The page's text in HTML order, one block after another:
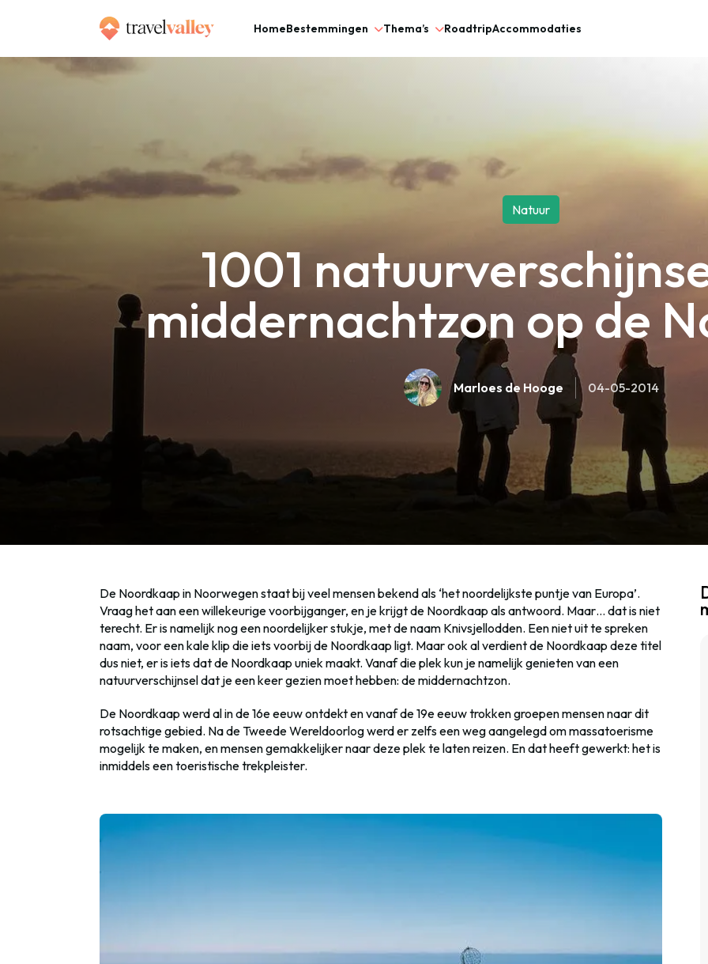
HomeBestemmingen Thema’s RoadtripAccommodaties
Natuur
1001
middernachtzon op de
Marloes de Hooge 04-05-2014
De Noordkaap in Noorwegen staat bij veel mensen bekend als ‘het noordelijkste puntje van Europa’.
Vraag het aan een willekeurige voorbijganger, en je krijgt de Noordkaap als antwoord. Maar… dat is niet
terecht. Er is namelijk nog een noordelijker stukje, met de naam Knivsjellodden. Een niet uit te spreken
naam, voor een kale klip die iets voorbij de Noordkaap ligt. Maar ook al verdient de Noordkaap deze titel
dus niet, er is iets dat de Noordkaap uniek maakt. Vanaf die plek kun je namelijk genieten van een
natuurverschijnsel dat je een keer gezien moet hebben: de middernachtzon.
De Noordkaap werd al in de 16e eeuw ontdekt en vanaf de 19e eeuw trokken groepen mensen naar dit
rotsachtige gebied. Na de Tweede Wereldoorlog werd er zelfs een weg aangelegd om massatoerisme
mogelijk te maken, en mensen gemakkelijker naar deze plek te laten reizen. En dat heeft gewerkt: het is
inmiddels een toeristische trekpleister.